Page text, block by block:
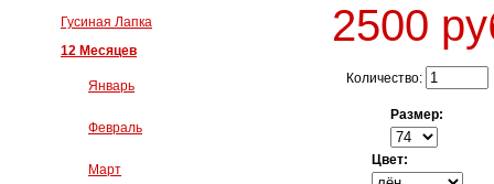
Гусиная Лапка
12 Месяцев
Январь
Февраль
Март
2500
Количество:
Размер:
Цвет: